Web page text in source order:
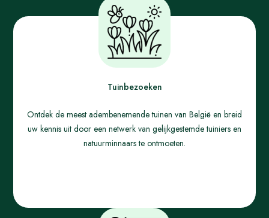
Tuinbezoeken
Ontdek de meest adembenemende tuinen van België en breid
uw kennis uit door een netwerk van gelijkgestemde tuiniers en
natuurminnaars te ontmoeten.